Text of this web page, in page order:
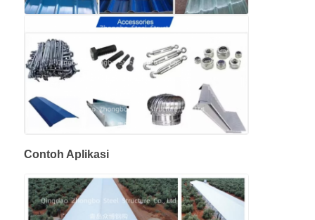
Struktur Pertambangan
Gedung Pesawat Struktur Baja
Bahan Struktural Baja
Struktur baja Rumah unggas
Struktur baja Menara Tangki Air
Contoh Aplikasi